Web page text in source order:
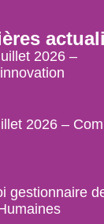
2026 –
2026 –
gestionnaire